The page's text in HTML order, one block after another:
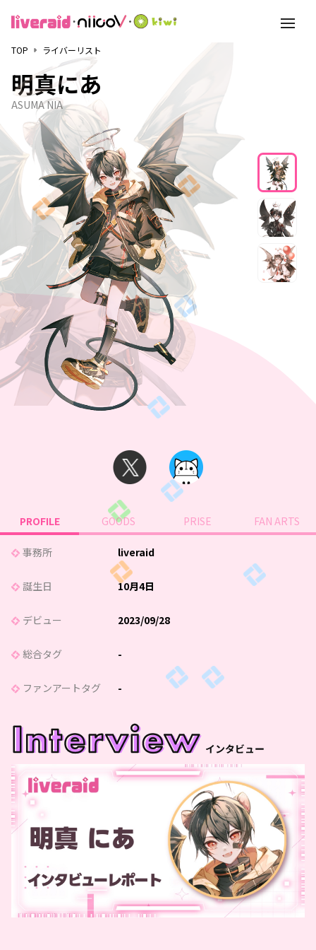
toggle
TOP ライバーリスト
明真にあ
ASUMA NIA
PROFILE GOODS PRISE FAN ARTS
事務所 liveraid
誕生日 10月4日
デビュー 2023/09/28
総合タグ -
ファンアートタグ -